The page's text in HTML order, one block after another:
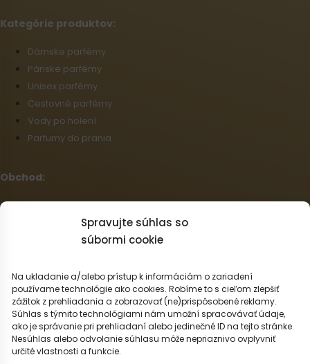
Spravujte súhlas so
súbormi cookie
Na ukladanie a/alebo prístup k informáciám o zariadení
používame technológie ako cookies. Robíme to s cieľom zlepšiť
zážitok z prehliadania a zobrazovať (ne)prispôsobené reklamy.
Súhlas s týmito technológiami nám umožní spracovávať údaje,
ako je správanie pri prehliadaní alebo jedinečné ID na tejto stránke.
Nesúhlas alebo odvolanie súhlasu môže nepriaznivo ovplyvniť
určité vlastnosti a funkcie.
Kategórie produktov:
Dámske parfémy
Pánske parfémy
Unisex parfémy
Cestovné parfémy
Vody po holení
Parfumy do prania
Obchod:
Všeobecné obchodné podmienky
Reklamačný poriadok
Informácie o doprave a platbe
Veľkoobchod
Odstúpenie od zmluvy
Slovenčina
Možnosti dopravy: